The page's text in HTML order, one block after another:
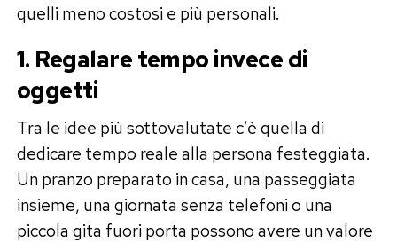
quelli meno costosi e più personali.
1. Regalare tempo invece di
oggetti
Tra le idee più sottovalutate c’è quella di
dedicare tempo reale alla persona festeggiata.
Un pranzo preparato in casa, una passeggiata
insieme, una giornata senza telefoni o una
piccola gita fuori porta possono avere un valore